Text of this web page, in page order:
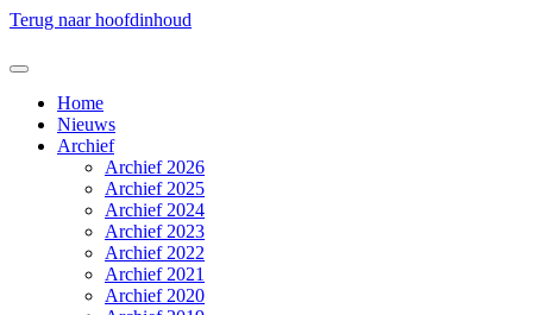
Terug naar hoofdinhoud
Home
Nieuws
Archief
Archief 2026
Archief 2025
Archief 2024
Archief 2023
Archief 2022
Archief 2021
Archief 2020